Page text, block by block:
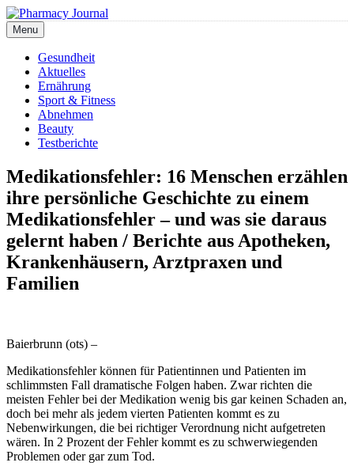
Skip
to
content
Pharmacy Journal
Menu
Gesundheit
Aktuelles
Ernährung
Sport & Fitness
Abnehmen
Beauty
Testberichte
Medikationsfehler: 16 Menschen erzählen
ihre persönliche Geschichte zu einem
Medikationsfehler – und was sie daraus
gelernt haben / Berichte aus Apotheken,
Krankenhäusern, Arztpraxen und
Familien
Baierbrunn (ots) –
Medikationsfehler können für Patientinnen und Patienten im
schlimmsten Fall dramatische Folgen haben. Zwar richten die
meisten Fehler bei der Medikation wenig bis gar keinen Schaden an,
doch bei mehr als jedem vierten Patienten kommt es zu
Nebenwirkungen, die bei richtiger Verordnung nicht aufgetreten
wären. In 2 Prozent der Fehler kommt es zu schwerwiegenden
Problemen oder gar zum Tod.